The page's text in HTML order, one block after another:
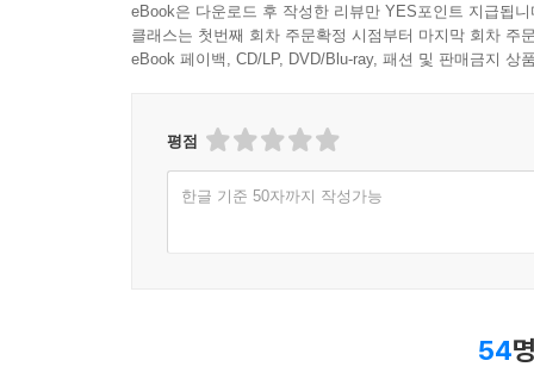
eBook은 다운로드 후 작성한 리뷰만 YES포인트 지급됩니
클래스는 첫번째 회차 주문확정 시점부터 마지막 회차 주
eBook 페이백, CD/LP, DVD/Blu-ray, 패션 및 판매금지 상
평점
한글 기준 50자까지 작성가능
54